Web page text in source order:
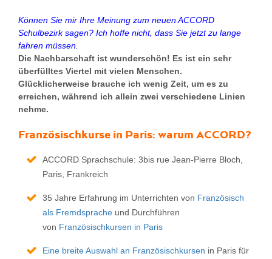
Können Sie mir Ihre Meinung zum neuen ACCORD
Schulbezirk sagen? Ich hoffe nicht, dass Sie jetzt zu lange
fahren müssen.
Die Nachbarschaft ist wunderschön! Es ist ein sehr
überfülltes Viertel mit vielen Menschen.
Glücklicherweise brauche ich wenig Zeit, um es zu
erreichen, während ich allein zwei verschiedene Linien
nehme.
Französischkurse in Paris: warum ACCORD?
ACCORD Sprachschule: 3bis rue Jean-Pierre Bloch,
Paris, Frankreich
35 Jahre Erfahrung im Unterrichten von Französisch
als Fremdsprache und Durchführen
von Französischkursen in Paris
Eine breite Auswahl an Französischkursen in Paris für